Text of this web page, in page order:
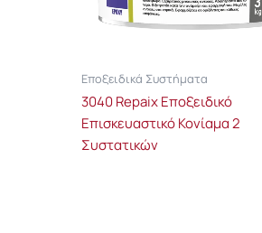
Εποξειδικά Συστήματα
3040 Repaix Εποξειδικό
Επισκευαστικό Κονίαμα 2
Συστατικών